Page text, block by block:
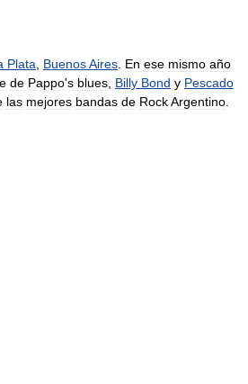
Plata BuenosAires En ese mismo año
de Pappo's blues Billy Bond y Pescado
las mejores bandas de RockArgentino